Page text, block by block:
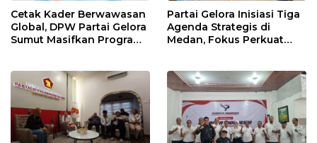
Cetak Kader Berwawasan
Global, DPW Partai Gelora
Sumut Masifkan Program
Partai Gelora Inisiasi Tiga
Agenda Strategis di
Medan, Fokus Perkuat